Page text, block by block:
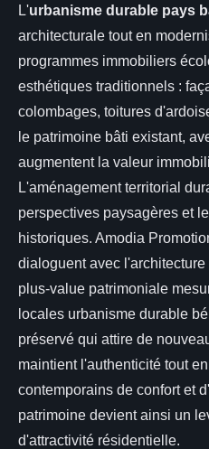
L'urbanisme durable pays
architecturale tout en
programmes immobiliers
esthétiques traditionnels :
colombages, toitures
le patrimoine bâti existant,
augmentent la valeur
L'aménagement territorial
perspectives paysagères et
historiques. Amodia
dialoguent avec
plus-value patrimoniale
locales urbanisme durable
préservé qui attire de
maintient l'authenticité tout
contemporains de confort et
patrimoine devient ainsi un
d'attractivité résidentielle.